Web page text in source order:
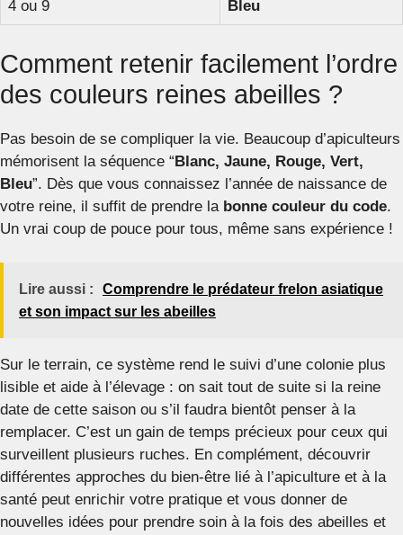
4 ou 9 Bleu
Comment retenir facilement l’ordre
des couleurs reines abeilles ?
Pas besoin de se compliquer la vie. Beaucoup d’apiculteurs
mémorisent la séquence “Blanc, Jaune, Rouge, Vert,
Bleu”. Dès que vous connaissez l’année de naissance de
votre reine, il suffit de prendre la bonne couleur du code.
Un vrai coup de pouce pour tous, même sans expérience !
Lire aussi :
Comprendre le prédateur frelon asiatique
et son impact sur les abeilles
Sur le terrain, ce système rend le suivi d’une colonie plus
lisible et aide à l’élevage : on sait tout de suite si la reine
date de cette saison ou s’il faudra bientôt penser à la
remplacer. C’est un gain de temps précieux pour ceux qui
surveillent plusieurs ruches. En complément, découvrir
différentes approches du bien-être lié à l’apiculture et à la
santé peut enrichir votre pratique et vous donner de
nouvelles idées pour prendre soin à la fois des abeilles et